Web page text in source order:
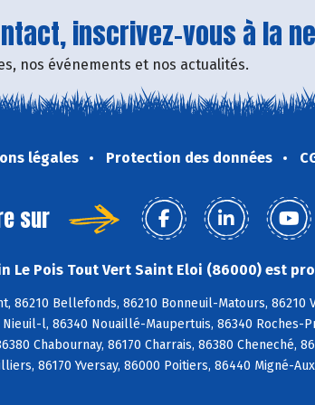
inscrivez-vous à la
nos événements et nos actualités.
légales Protection des données
sur
Le Pois Tout Vert Saint Eloi (86000) est
86210 Bellefonds, 86210 Bonneuil-Matours,
l, 86340 Nouaillé-Maupertuis, 86340 Roches-
Chabournay, 86170 Charrais, 86380
86170 Yversay, 86000 Poitiers, 86440 Migné-